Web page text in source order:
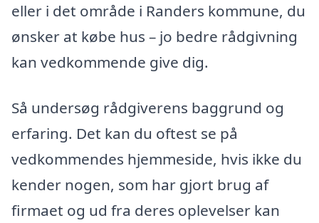
eller i det område i Randers kommune, du
ønsker at købe hus – jo bedre rådgivning
kan vedkommende give dig.
Så undersøg rådgiverens baggrund og
erfaring. Det kan du oftest se på
vedkommendes hjemmeside, hvis ikke du
kender nogen, som har gjort brug af
firmaet og ud fra deres oplevelser kan